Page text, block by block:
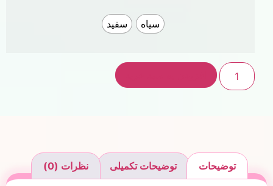
سیاه سفید
توضیحات توضیحات تکمیلی نظرات (0)